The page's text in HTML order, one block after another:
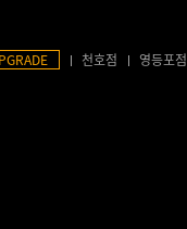
천호점 영등포점